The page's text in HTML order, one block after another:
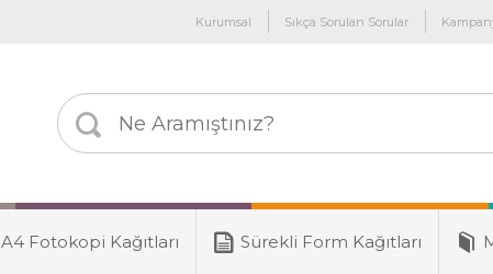
Kurumsal Sıkça Sorulan Sorular
A4 Fotokopi Kağıtları Sürekli Form Kağıtları